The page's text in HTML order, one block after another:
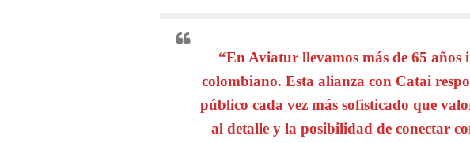
“En Aviatur llevamos más de 65
colombiano. Esta alianza con Catai
público cada vez más sofisticado que
al detalle y la posibilidad de conectar